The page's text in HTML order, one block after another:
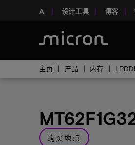
AI 设计工具 博客
主页 产品 内存
购买地点